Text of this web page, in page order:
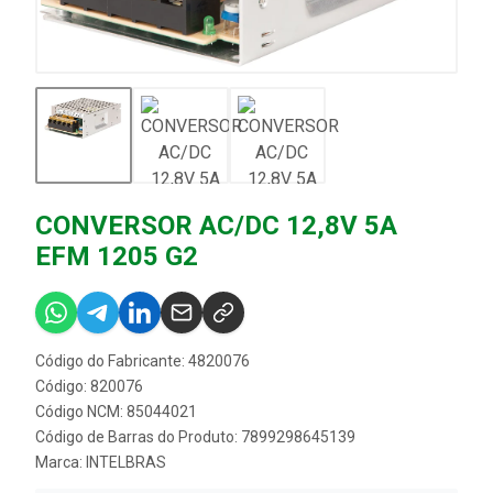
CONVERSOR AC/DC 12,8V 5A
EFM 1205 G2
Código do Fabricante: 4820076
Código: 820076
Código NCM: 85044021
Código de Barras do Produto: 7899298645139
Marca: INTELBRAS